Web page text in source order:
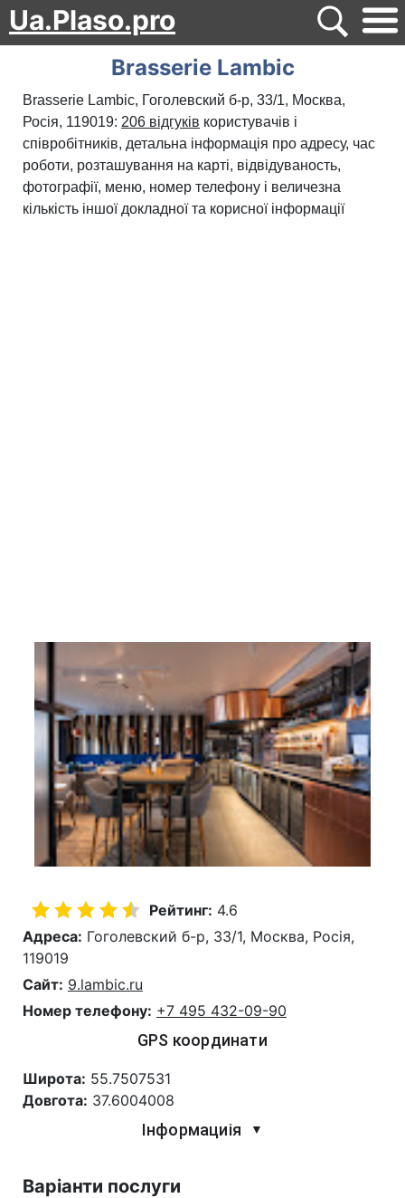
Ua.Plaso.pro
Brasserie Lambic
Brasserie Lambic, Гоголевский б-р, 33/1, Москва,
Росія, 119019: 206 відгуків користувачів і
співробітників, детальна інформація про адресу, час
роботи, розташування на карті, відвідуваность,
фотографії, меню, номер телефону і величезна
кількість іншої докладної та корисної інформації
Рейтинг: 4.6
Адреса: Гоголевский б-р, 33/1, Москва, Росія,
119019
Сайт: 9.lambic.ru
Номер телефону: +7 495 432-09-90
GPS координати
Широта: 55.7507531
Довгота: 37.6004008
Інформациія ▼
Варіанти послуги